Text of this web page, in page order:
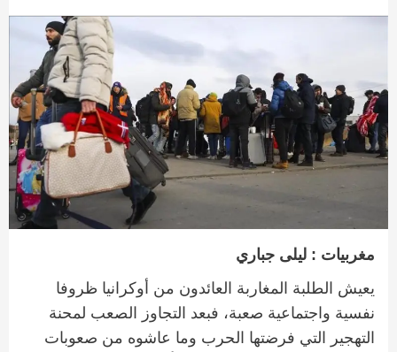
مغربيات : ليلى جباري
يعيش الطلبة المغاربة العائدون من أوكرانيا ظروفا
نفسية واجتماعية صعبة، فبعد التجاوز الصعب لمحنة
التهجير التي فرضتها الحرب وما عاشوه من صعوبات